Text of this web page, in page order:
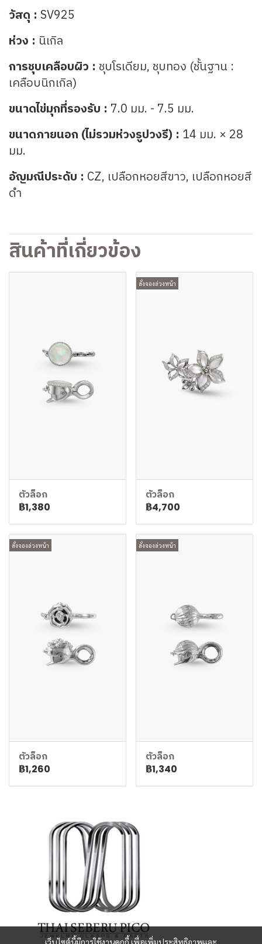
วัสดุ : SV925
ห่วง : นิเกิล
การชุบเคลือบผิว : ชุบโรเดียม, ชุบทอง (ชั้นฐาน :
เคลือบนิกเกิล)
ขนาดไข่มุกที่รองรับ : 7.0 มม. - 7.5 มม.
ขนาดภายนอก (ไม่รวมห่วงรูปวงรี) : 14 มม. × 28
มม.
อัญมณีประดับ : CZ, เปลือกหอยสีขาว, เปลือกหอยสี
ดำ
สินค้าที่เกี่ยวข้อง
ตัวล็อก
฿1,380
สั่งจองล่วงหน้า
ตัวล็อก
฿4,700
สั่งจองล่วงหน้า
ตัวล็อก
฿1,260
สั่งจองล่วงหน้า
ตัวล็อก
฿1,340
เว็บไซต์นี้มีการใช้งานคุกกี้ เพื่อเพิ่มประสิทธิภาพและ